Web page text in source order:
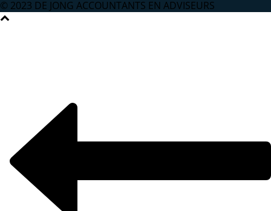
© 2023 DE JONG ACCOUNTANTS EN ADVISEURS